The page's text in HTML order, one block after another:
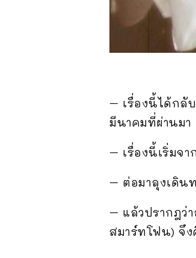
– เรื่องนี้ได้กลับ
มีนาคมที่ผ่านมา
– เรื่องนี้เริ่มจ
– ต่อมาลุงเดิน
– แล้วปรากฎว่
สมาร์ทโฟน) จึง